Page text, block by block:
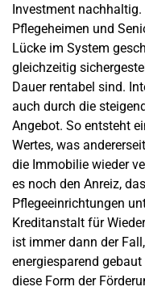
Investment
Pflegeheimen und
Lücke im System
gleichzeitig
Dauer rentabel sind.
auch durch die
Angebot. So entsteht
Wertes, was
die Immobilie wieder
es noch den Anreiz,
Pflegeeinrichtungen
Kreditanstalt für
ist immer dann der
energiesparend
diese Form der